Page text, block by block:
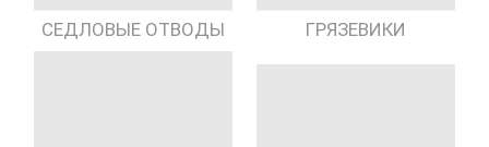
СЕДЛОВЫЕ ОТВОДЫ ГРЯЗЕВИКИ